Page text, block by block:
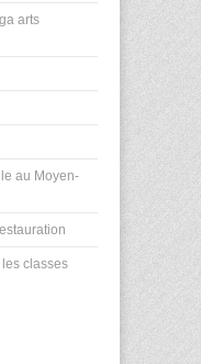
arts
au Moyen-
classes